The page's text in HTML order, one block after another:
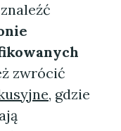
zwrócić
, gdzie